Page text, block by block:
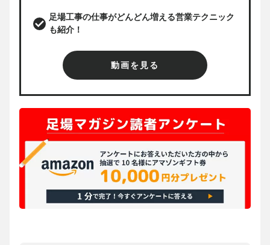
足場工事の仕事がどんどん増える営業テクニック
も紹介！
動画を見る